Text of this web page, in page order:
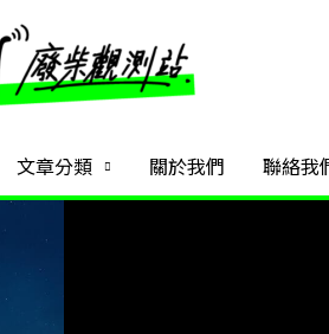
文章分類 關於我們 聯絡我